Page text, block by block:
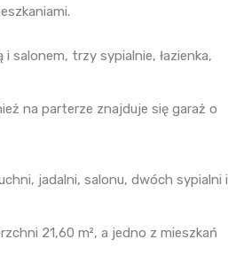
salonem, trzy sypialnie, łazienka,
na parterze znajduje się garaż o
jadalni, salonu, dwóch sypialni i
21,60 m², a jedno z mieszkań